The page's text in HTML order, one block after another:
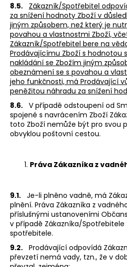
8.5. Zákazník/Spotřebitel
za snížení hodnoty Zboží v
jiným způsobem, než který je
povahou a vlastnostmi Zboží,
Zákazník/Spotřebitel bere na
Prodávajícímu Zboží s hodnotou
nakládání se Zbožím jiným
obeznámení se s povahou a
jeho funkčnosti, má Prodávající
peněžitou náhradu za snížení
8.6. V případě odstoupení od
spojené s navrácením Zboží
toto Zboží nemůže být pro svou
obvyklou poštovní cestou.
Práva Zákazníka z
9.1. Je-li plněno vadně, má
plnění. Práva Zákazníka z
příslušnými ustanoveními
v případě Zákazníka/
spotřebitele.
9.2. Prodávající odpovídá
převzetí nemá vady, tzn., že v